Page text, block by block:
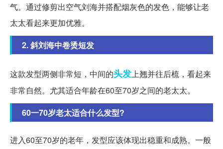
气。通过修剪出空气刘海并搭配烟灰色的发色，能够让老
太太看起来更加优雅。
2. 斜刘海中卷烫短发
这款发型两侧非常短，中间的头发上翘并往后梳，看起来
非常自然。尤其适合年龄在60至70岁之间的老太太。
60一70岁老太适合什么发型?
进入60至70岁的老年，发型应该体现出稳重和成熟。一般